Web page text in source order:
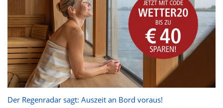
Der Regenradar sagt: Auszeit an Bord voraus!